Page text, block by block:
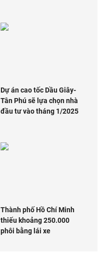
Dự án cao tốc Dầu Giây-
Tân Phú sẽ lựa chọn nhà
đầu tư vào tháng 1/2025
Thành phố Hồ Chí Minh
thiếu khoảng 250.000
phôi bằng lái xe